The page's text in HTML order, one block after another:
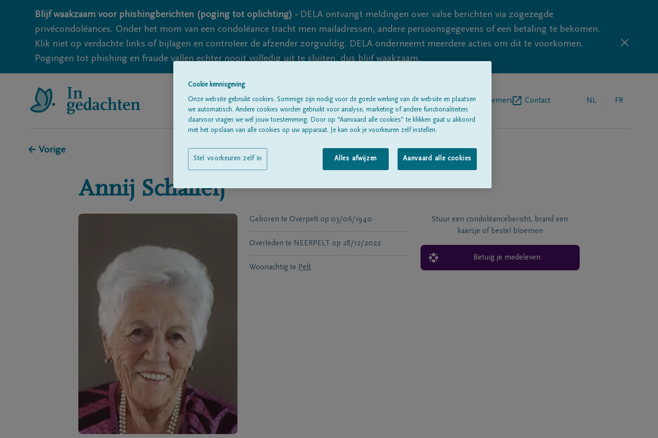
Blijf waakzaam voor phishingberichten (poging tot oplichting) - DELA ontvangt meldingen over valse berichten via zogezegde
privécondoléances. Onder het mom van een condoléance tracht men mailadressen, andere persoonsgegevens of een betaling te bekomen.
Klik niet op verdachte links of bijlagen en controleer de afzender zorgvuldig. DELA onderneemt meerdere acties om dit te voorkomen.
Pogingen tot phishing en fraude vallen echter nooit volledig uit te sluiten, dus blijf waakzaam.
Alle rouwberichtenOver onsBegrafenisondernemers Contact NL FR
← Vorige
Annij Schalleij
Geboren te Overpelt op 03/06/1940
Overleden te NEERPELT op 28/12/2022
Woonachtig te Pelt
Stuur een condoléancebericht, brand een
kaarsje of bestel bloemen
Betuig je medeleven
Cookie kennisgeving
Onze website gebruikt cookies. Sommige zijn nodig voor de goede werking van de website en plaatsen
we automatisch. Andere cookies worden gebruikt voor analyse, marketing of andere functionaliteiten;
daarvoor vragen we wél jouw toestemming. Door op “Aanvaard alle cookies” te klikken gaat u akkoord
met het opslaan van alle cookies op uw apparaat. Je kan ook je voorkeuren zelf instellen.
Alles afwijzen Aanvaard alle cookies
Stel voorkeuren zelf in